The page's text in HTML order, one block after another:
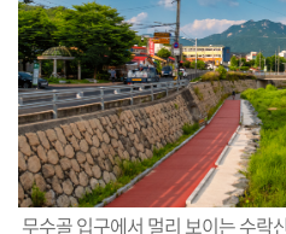
무수골 입구에서 멀리 보이는 수락